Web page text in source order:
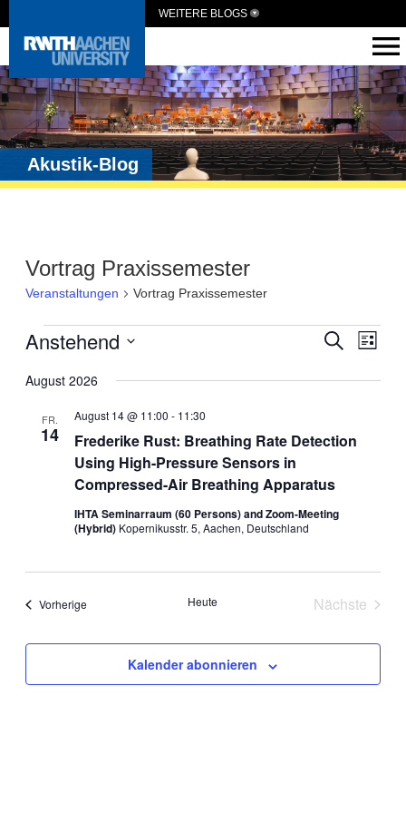
WEITERE BLOGS
Akustik-Blog
Vortrag Praxissemester
Veranstaltungen Vortrag Praxissemester
und
Suche
Liste
Anstehend
wählen.
August 2026
FR.
14
Frederike Rust: Breathing Rate Detection
Using High-Pressure Sensors in
Compressed-Air Breathing Apparatus
August 14 @ 11:00 - 11:30
IHTA Seminarraum (60 Persons) and Zoom-Meeting
(Hybrid) Kopernikusstr. 5, Aachen, Deutschland
Vorherige Heute
Nächste
Kalender abonnieren